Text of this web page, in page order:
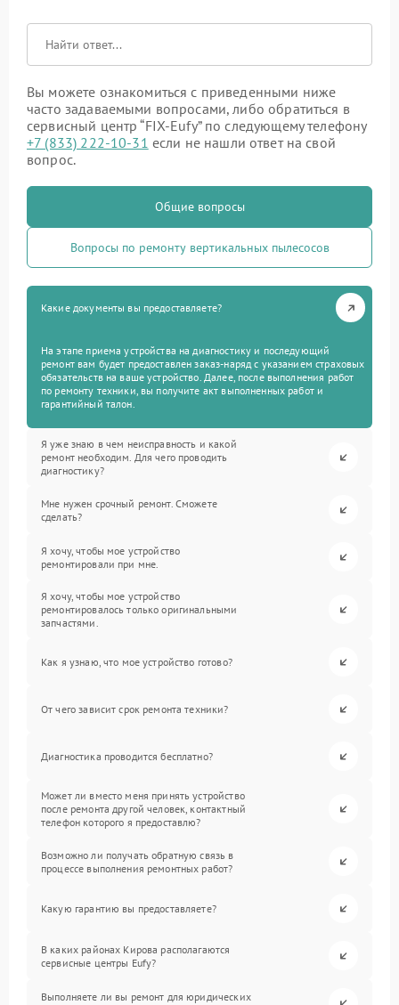
Вы можете ознакомиться с приведенными ниже
часто задаваемыми вопросами, либо обратиться в
сервисный центр “FIX-Eufy” по следующему телефону
+7 (833) 222-10-31 если не нашли ответ на свой
вопрос.
Общие вопросы
Вопросы по ремонту вертикальных пылесосов
Какие документы вы предоставляете?
На этапе приема устройства на диагностику и последующий
ремонт вам будет предоставлен заказ-наряд с указанием страховых
обязательств на ваше устройство. Далее, после выполнения работ
по ремонту техники, вы получите акт выполненных работ и
гарантийный талон.
Я уже знаю в чем неисправность и какой
ремонт необходим. Для чего проводить
диагностику?
Мне нужен срочный ремонт. Сможете
сделать?
Я хочу, чтобы мое устройство
ремонтировали при мне.
Я хочу, чтобы мое устройство
ремонтировалось только оригинальными
запчастями.
Как я узнаю, что мое устройство готово?
От чего зависит срок ремонта техники?
Диагностика проводится бесплатно?
Может ли вместо меня принять устройство
после ремонта другой человек, контактный
телефон которого я предоставлю?
Возможно ли получать обратную связь в
процессе выполнения ремонтных работ?
Какую гарантию вы предоставляете?
В каких районах Кирова располагаются
сервисные центры Eufy?
Выполняете ли вы ремонт для юридических